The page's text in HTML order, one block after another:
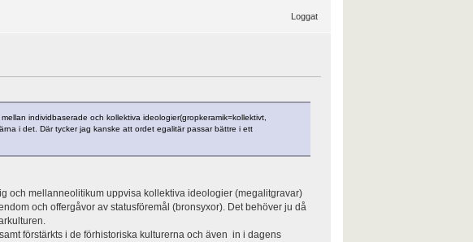
Loggat
individbaserade och kollektiva ideologier(gropkeramik=kollektivt,
i det. Där tycker jag kanske att ordet egalitär passar bättre i ett
och mellanneolitikum uppvisa kollektiva ideologier (megalitgravar)
och offergåvor av statusföremål (bronsyxor). Det behöver ju då
förstärkts i de förhistoriska kulturerna och även in i dagens